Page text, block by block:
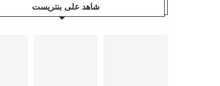
شاهد على بنتريست